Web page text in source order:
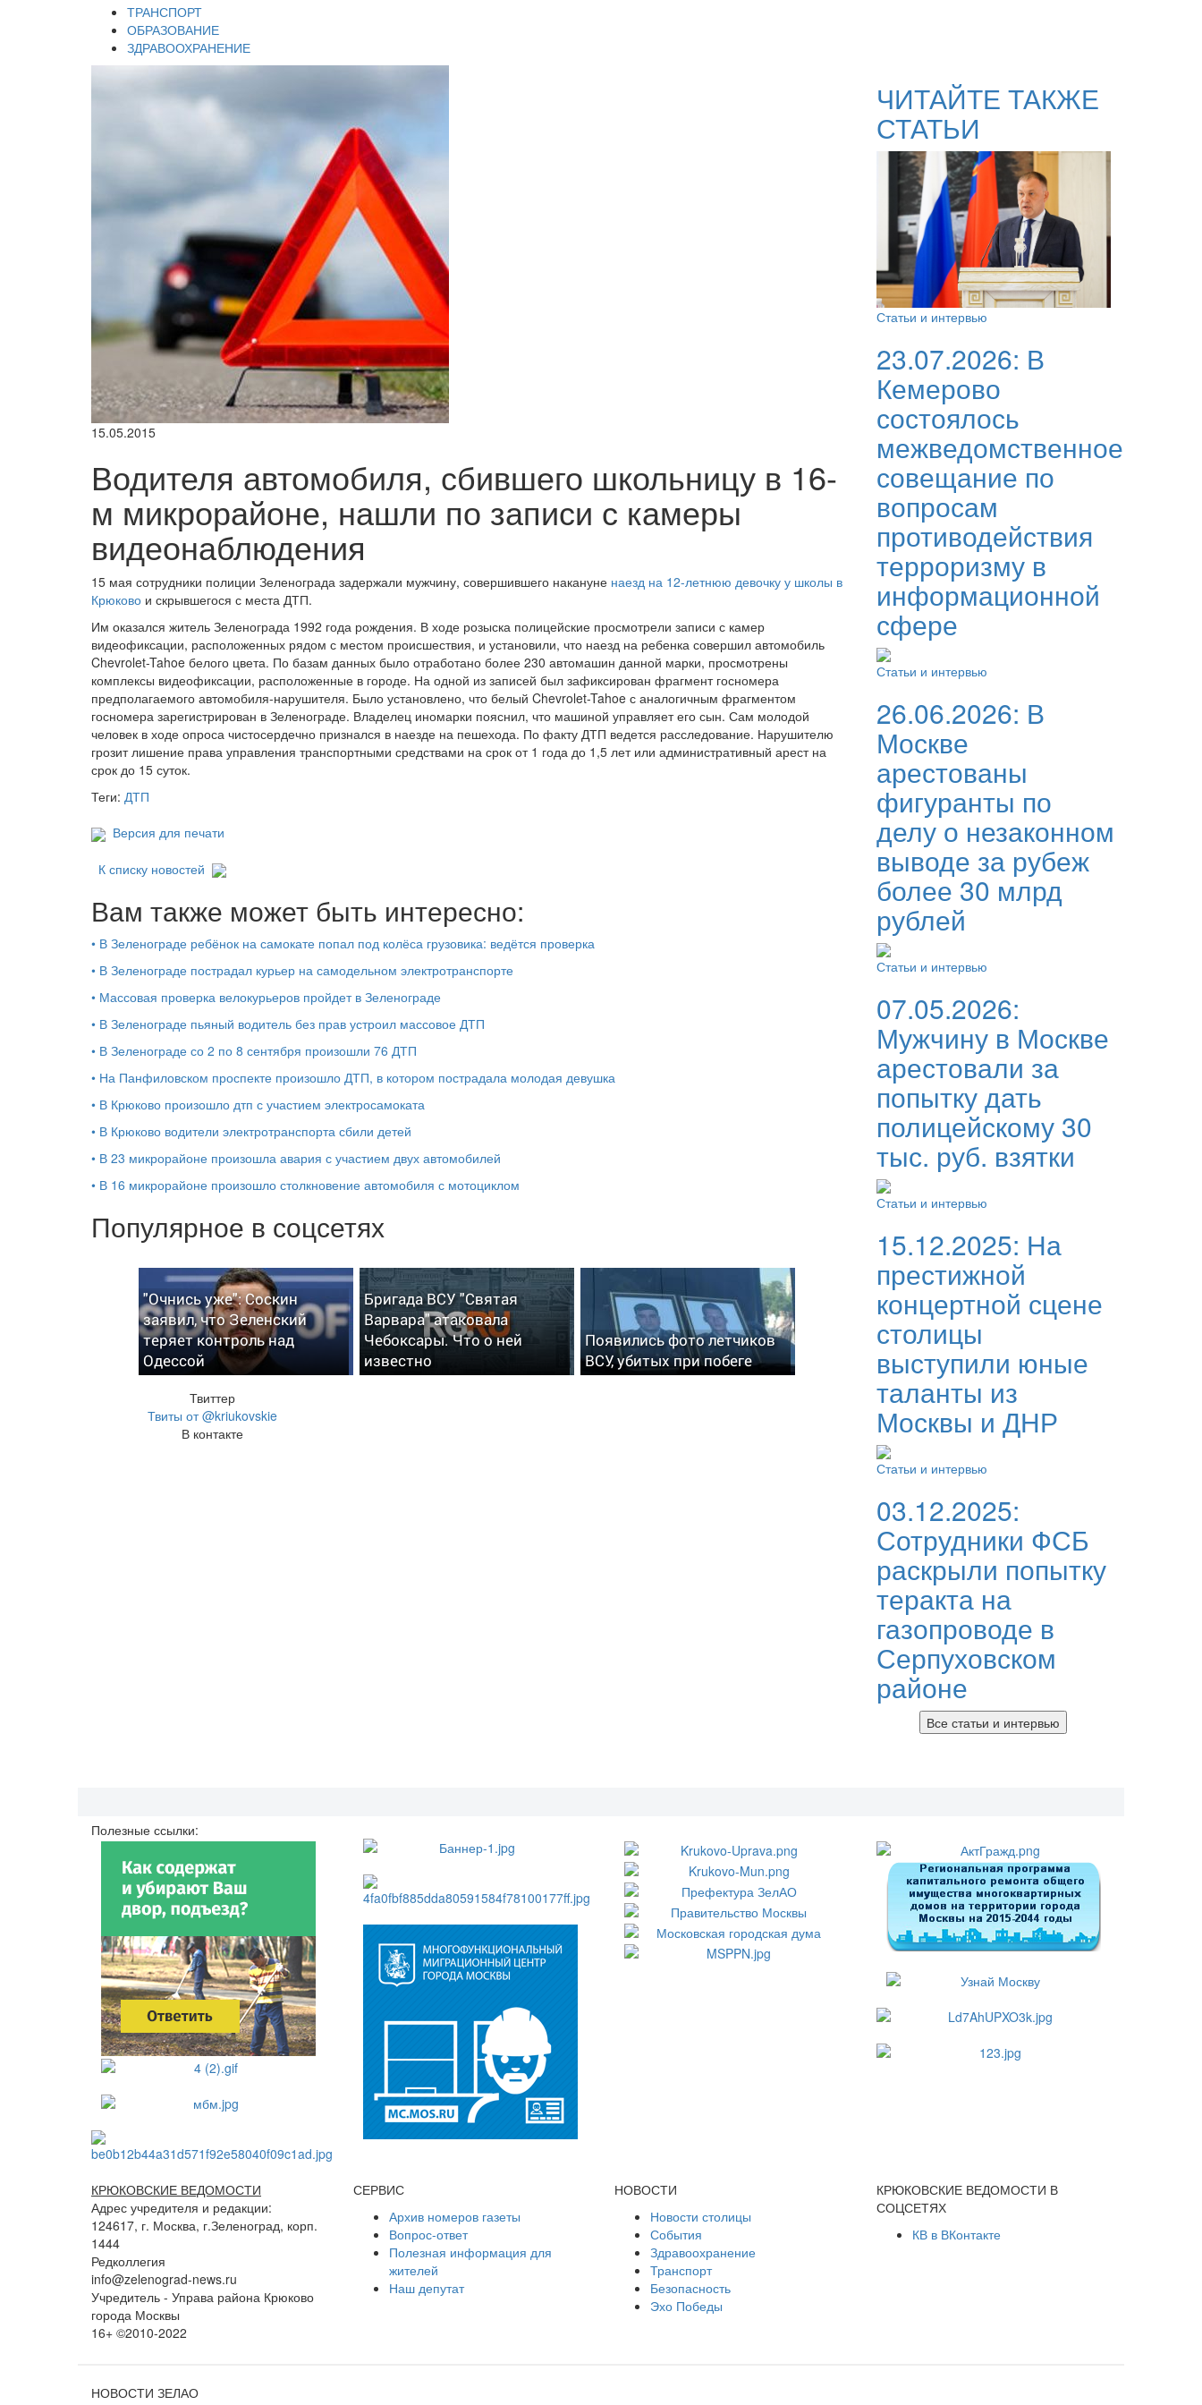
ТРАНСПОРТ
ОБРАЗОВАНИЕ
ЗДРАВООХРАНЕНИЕ
15.05.2015
Водителя автомобиля, сбившего школьницу в 16-
м микрорайоне, нашли по записи с камеры
видеонаблюдения
15 мая сотрудники полиции Зеленограда задержали мужчину, совершившего накануне наезд на 12-летнюю девочку у школы в
Крюково и скрывшегося с места ДТП.
Им оказался житель Зеленограда 1992 года рождения. В ходе розыска полицейские просмотрели записи с камер
видеофиксации, расположенных рядом с местом происшествия, и установили, что наезд на ребенка совершил автомобиль
Chevrolet-Tahoe белого цвета. По базам данных было отработано более 230 автомашин данной марки, просмотрены
комплексы видеофиксации, расположенные в городе. На одной из записей был зафиксирован фрагмент госномера
предполагаемого автомобиля-нарушителя. Было установлено, что белый Chevrolet-Tahoe с аналогичным фрагментом
госномера зарегистрирован в Зеленограде. Владелец иномарки пояснил, что машиной управляет его сын. Сам молодой
человек в ходе опроса чистосердечно признался в наезде на пешехода. По факту ДТП ведется расследование. Нарушителю
грозит лишение права управления транспортными средствами на срок от 1 года до 1,5 лет или административный арест на
срок до 15 суток.
Теги: ДТП
Версия для печати
К списку новостей
Вам также может быть интересно:
• В Зеленограде ребёнок на самокате попал под колёса грузовика: ведётся проверка
• В Зеленограде пострадал курьер на самодельном электротранспорте
• Массовая проверка велокурьеров пройдет в Зеленограде
• В Зеленограде пьяный водитель без прав устроил массовое ДТП
• В Зеленограде со 2 по 8 сентября произошли 76 ДТП
• На Панфиловском проспекте произошло ДТП, в котором пострадала молодая девушка
• В Крюково произошло дтп с участием электросамоката
• В Крюково водители электротранспорта сбили детей
• В 23 микрорайоне произошла авария с участием двух автомобилей
• В 16 микрорайоне произошло столкновение автомобиля с мотоциклом
Популярное в соцсетях
"Очнись уже": Соскин
заявил, что Зеленский
теряет контроль над
Одессой
Бригада ВСУ "Святая
Варвара" атаковала
Чебоксары. Что о ней
известно
Появились фото летчиков
ВСУ, убитых при побеге
Твиттер
Твиты от @kriukovskie
В контакте
ЧИТАЙТЕ ТАКЖЕ
СТАТЬИ
Статьи и интервью
23.07.2026: В
Кемерово
состоялось
межведомственное
совещание по
вопросам
противодействия
терроризму в
информационной
сфере
Статьи и интервью
26.06.2026: В
Москве
арестованы
фигуранты по
делу о незаконном
выводе за рубеж
более 30 млрд
рублей
Статьи и интервью
07.05.2026:
Мужчину в Москве
арестовали за
попытку дать
полицейскому 30
тыс. руб. взятки
Статьи и интервью
15.12.2025: На
престижной
концертной сцене
столицы
выступили юные
таланты из
Москвы и ДНР
Статьи и интервью
03.12.2025:
Сотрудники ФСБ
раскрыли попытку
теракта на
газопроводе в
Серпуховском
районе
Все статьи и интервью
Полезные ссылки:
КРЮКОВСКИЕ ВЕДОМОСТИ
Адрес учредителя и редакции:
124617, г. Москва, г.Зеленоград, корп.
1444
Редколлегия
info@zelenograd-news.ru
Учредитель - Управа района Крюково
города Москвы
16+ ©2010-2022
СЕРВИС
Архив номеров газеты
Вопрос-ответ
Полезная информация для
жителей
Наш депутат
НОВОСТИ
Новости столицы
События
Здравоохранение
Транспорт
Безопасность
Эхо Победы
КРЮКОВСКИЕ ВЕДОМОСТИ В
СОЦСЕТЯХ
КВ в ВКонтакте
НОВОСТИ ЗЕЛАО